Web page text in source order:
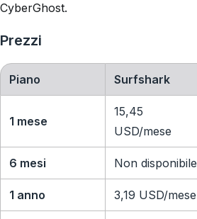
CyberGhost.
Prezzi
Piano Surfshark
1 mese
15,45
USD/mese
6 mesi Non disponibile
1 anno 3,19 USD/mese